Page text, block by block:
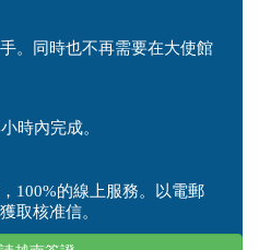
。同時也不再需要在大使館
時內完成。
100%的線上服務。以電郵
取核准信。